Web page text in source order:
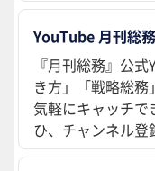
YouTube 月刊総
『月刊総務』公
き方」「戦略総
気軽にキャッチ
ひ、チャンネル登